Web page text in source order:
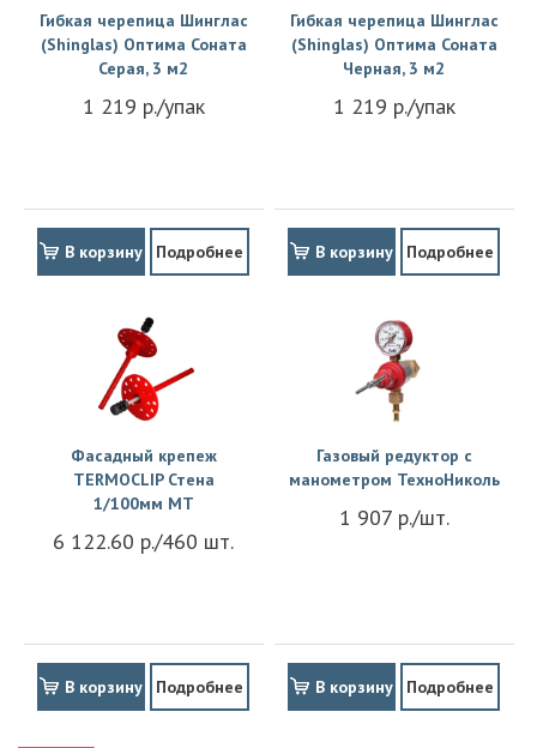
Гибкая черепица Шинглас
(Shinglas) Оптима Соната
Серая, 3 м2
1 219 р./упак
В корзину Подробнее
Гибкая черепица Шинглас
(Shinglas) Оптима Соната
Черная, 3 м2
1 219 р./упак
В корзину Подробнее
Фасадный крепеж
TERMOCLIP Стена
1/100мм MT
6 122.60 р./460 шт.
В корзину Подробнее
Газовый редуктор с
манометром ТехноНиколь
1 907 р./шт.
В корзину Подробнее